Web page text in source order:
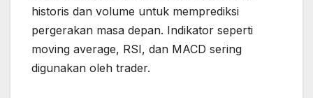
historis dan volume untuk memprediksi
pergerakan masa depan. Indikator seperti
moving average, RSI, dan MACD sering
digunakan oleh trader.